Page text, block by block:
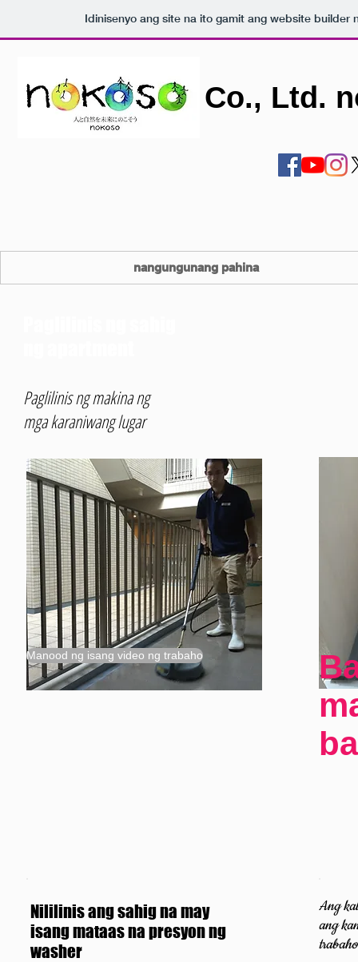
Idinisenyo ang site na ito gamit ang website builder
Co., Ltd.
nangungunang pahina
Paglilinis ng makina ng
mga karaniwang lugar
Manood ng isang video ng trabaho
Nililinis ang sahig na may
isang mataas na presyon ng
washer
Ang
ang
trabaho